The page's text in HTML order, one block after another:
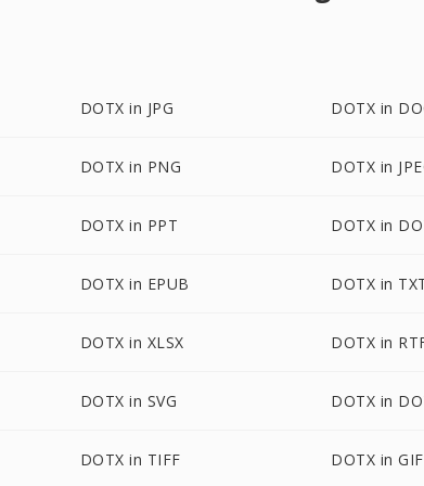
DOTX in JPG DOTX in
DOTX in PNG DOTX in
DOTX in PPT DOTX in
DOTX in EPUB DOTX in
DOTX in XLSX DOTX in
DOTX in SVG DOTX in
DOTX in TIFF DOTX in GIF